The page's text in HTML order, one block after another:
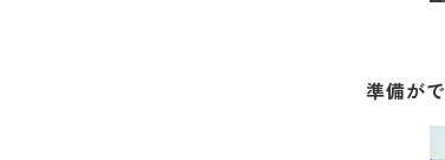
準備が